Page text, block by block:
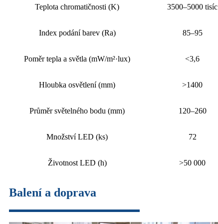
Teplota chromatičnosti (K) 3500–5000 tisíc
Index podání barev (Ra) 85–95
Poměr tepla a světla (mW/m²·lux) <3,6
Hloubka osvětlení (mm) >1400
Průměr světelného bodu (mm) 120–260
Množství LED (ks) 72
Životnost LED (h) >50 000
Balení a doprava